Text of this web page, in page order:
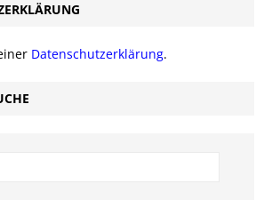
Datenschutzerklärung.